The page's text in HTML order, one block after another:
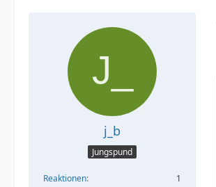
j_b
Jungspund
Reaktionen
1